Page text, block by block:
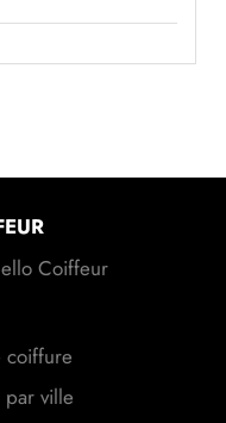
Coiffeur
coiffure
ville